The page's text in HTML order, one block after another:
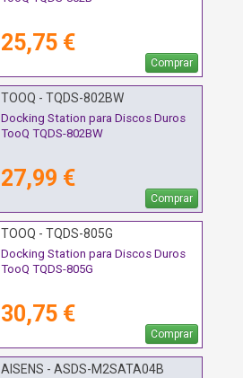
25,75 €
Comprar
TOOQ - TQDS-802BW
Docking Station para Discos Duros
TooQ TQDS-802BW
27,99 €
Comprar
TOOQ - TQDS-805G
Docking Station para Discos Duros
TooQ TQDS-805G
30,75 €
Comprar
AISENS - ASDS-M2SATA04B